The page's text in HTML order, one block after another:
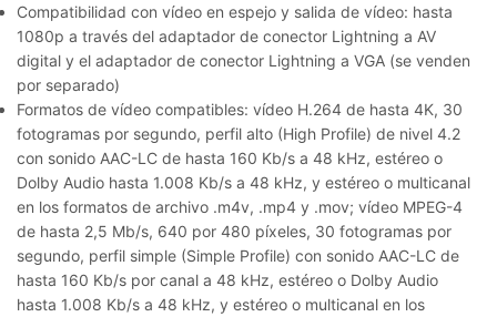
Compatibilidad con vídeo en espejo y salida de vídeo: hasta
1080p a través del adaptador de conector Lightning a AV
digital y el adaptador de conector Lightning a VGA (se venden
por separado)
Formatos de vídeo compatibles: vídeo H.264 de hasta 4K, 30
fotogramas por segundo, perfil alto (High Profile) de nivel 4.2
con sonido AAC-LC de hasta 160 Kb/s a 48 kHz, estéreo o
Dolby Audio hasta 1.008 Kb/s a 48 kHz, y estéreo o multicanal
en los formatos de archivo .m4v, .mp4 y .mov; vídeo MPEG-4
de hasta 2,5 Mb/s, 640 por 480 píxeles, 30 fotogramas por
segundo, perfil simple (Simple Profile) con sonido AAC-LC de
hasta 160 Kb/s por canal a 48 kHz, estéreo o Dolby Audio
hasta 1.008 Kb/s a 48 kHz, y estéreo o multicanal en los